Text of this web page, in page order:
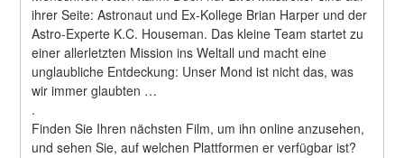
ihrer Seite: Astronaut und Ex-Kollege Brian Harper und der
Astro-Experte K.C. Houseman. Das kleine Team startet zu
einer allerletzten Mission ins Weltall und macht eine
unglaubliche Entdeckung: Unser Mond ist nicht das, was
wir immer glaubten …
.
Finden Sie Ihren nächsten Film, um ihn online anzusehen,
und sehen Sie, auf welchen Plattformen er verfügbar ist?